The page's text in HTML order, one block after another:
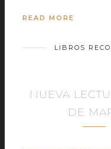
READ MORE
LIBROS
NUEVA
DE